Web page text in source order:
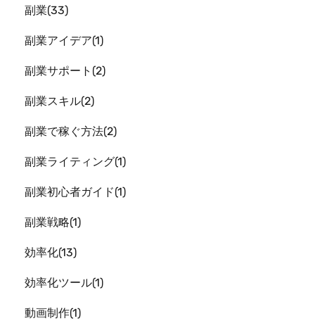
副業 33
副業アイデア 1
副業サポート 2
副業スキル 2
副業で稼ぐ方法 2
副業ライティング 1
副業初心者ガイド 1
副業戦略 1
効率化 13
効率化ツール 1
動画制作 1